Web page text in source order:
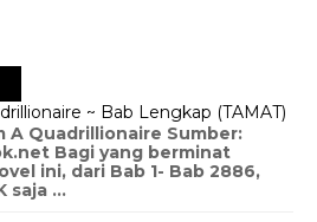
~ Bab Lengkap (TAMAT)
A Quadrillionaire Sumber:
Bagi yang berminat
ini, dari Bab 1- Bab 2886,
saja ...